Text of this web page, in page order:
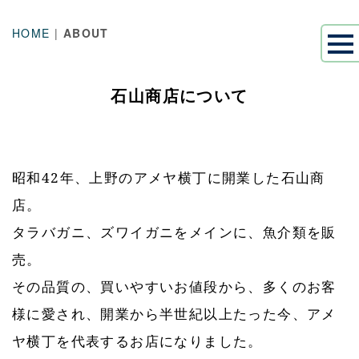
HOME | ABOUT
石山商店について
昭和42年、上野のアメヤ横丁に開業した石山商
店。
タラバガニ、ズワイガニをメインに、魚介類を販
売。
その品質の、買いやすいお値段から、多くのお客
様に愛され、開業から半世紀以上たった今、アメ
ヤ横丁を代表するお店になりました。